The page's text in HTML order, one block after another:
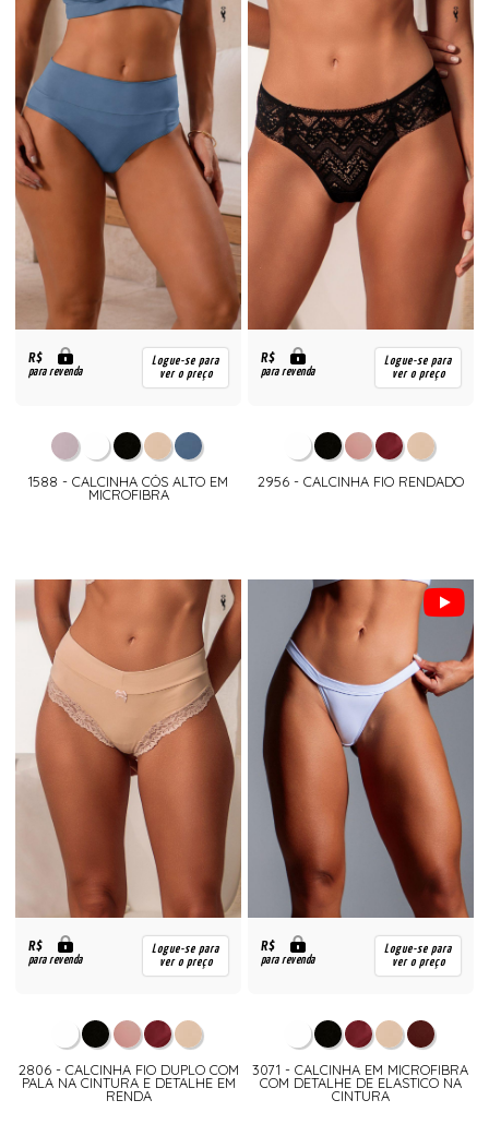
R$
para revenda
Logue-se para
ver o preço
1588 - CALCINHA CÓS ALTO EM
MICROFIBRA
R$
para revenda
Logue-se para
ver o preço
2956 - CALCINHA FIO RENDADO
R$
para revenda
Logue-se para
ver o preço
2806 - CALCINHA FIO DUPLO COM
PALA NA CINTURA E DETALHE EM
RENDA
R$
para revenda
Logue-se para
ver o preço
3071 - CALCINHA EM MICROFIBRA
COM DETALHE DE ELASTICO NA
CINTURA